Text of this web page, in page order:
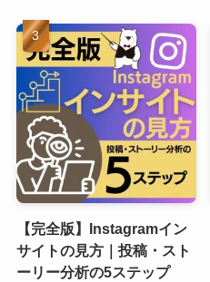
【完全版】Instagramイン
サイトの見方｜投稿・スト
ーリー分析の5ステップ